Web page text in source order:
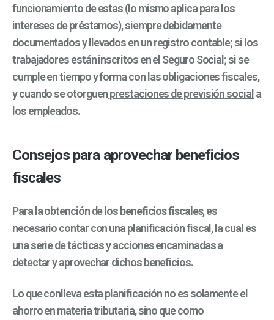
funcionamiento de estas (lo mismo aplica para los
intereses de préstamos), siempre debidamente
documentados y llevados en un registro contable; si los
trabajadores están inscritos en el Seguro Social; si se
cumple en tiempo y forma con las obligaciones fiscales,
y cuando se otorguenprestaciones de previsión social a
los empleados.
Consejos para aprovechar beneficios
fiscales
Para la obtención de los beneficios fiscales, es
necesario contar con una planificación fiscal, la cual es
una serie de tácticas y acciones encaminadas a
detectar y aprovechar dichos beneficios.
Lo que conlleva esta planificación no es solamente el
ahorro en materia tributaria, sino que como